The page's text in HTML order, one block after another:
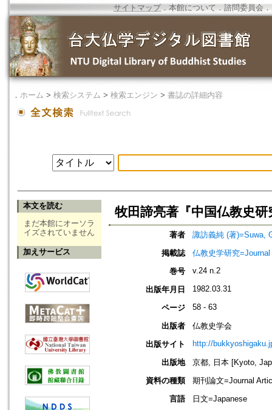
サイトマップ．本館について ． 諮問委員会 ．
． ホーム > 検索システム > 検索エンジン > 書誌の詳細内容
本文を読む
まだ本館にオーソラ
イズされていません
加えサービス
牧田諦亮著『中国仏教史研
著者
諏訪義純 (著)=Suwa,
掲載誌
仏教史学研究
巻号
v.24 n.2
出版年月日 1982.03.31
ページ 58 - 63
出版者
仏教史学会
出版サイト
http://
出版地
京都, 日本 [Kyoto,
資料の種類
期刊論文=Journal
言語
日文=Japanese